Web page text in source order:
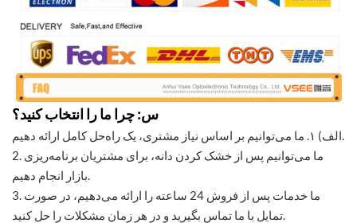
س: چرا ما را انتخاب کنید؟
الف) ۱. ما می‌توانیم بر اساس نیاز مشتری، یک راه‌حل کامل ارائه دهیم.
2. ما می‌توانیم پس از خشک کردن دانه، برای مشتریان برنامه‌ریزی
بازار انجام دهیم.
3. ما خدمات پس از فروش 24 ساعته را ارائه می‌دهیم، در صورت
تمایل با ما تماس بگیرید و در هر زمان مشکلات را حل کنید.